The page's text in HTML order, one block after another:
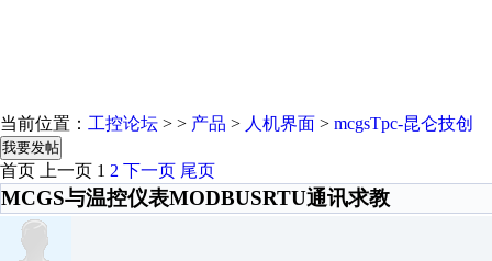
当前位置： 工控论坛 > > 产品 > 人机界面 > mcgsTpc-昆仑技创
我要发帖
首页 上一页 1 2 下一页 尾页
MCGS与温控仪表MODBUSRTU通讯求教